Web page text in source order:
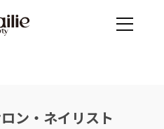
ン・ネイリスト